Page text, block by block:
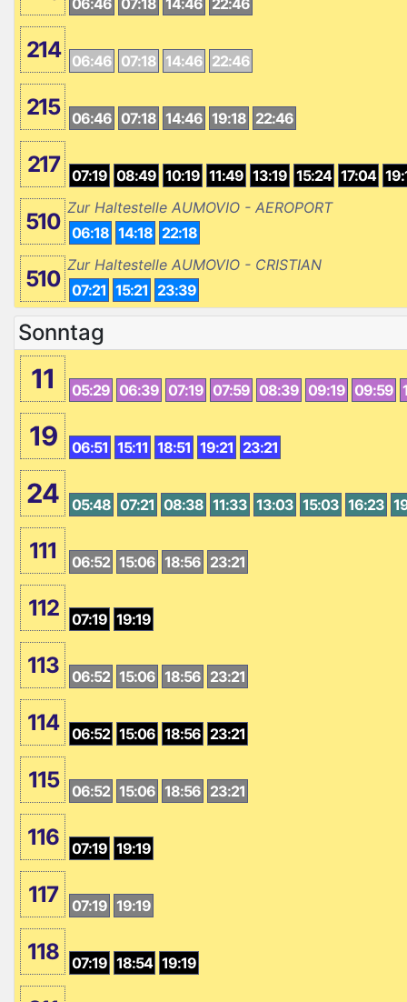
214 06:46 07:18 14:46 22:46
215 06:46 07:18 14:46 19:18 22:46
217 07:19 08:49 10:19 11:49 13:19 15:24 17:04
510
Zur Haltestelle AUMOVIO - AEROPORT
06:18 14:18 22:18
510
Zur Haltestelle AUMOVIO - CRISTIAN
07:21 15:21 23:39
Sonntag
11 05:29 06:39 07:19 07:59 08:39 09:19 09:59
19 06:51 15:11 18:51 19:21 23:21
24 05:48 07:21 08:38 11:33 13:03 15:03 16:23
111 06:52 15:06 18:56 23:21
112 07:19 19:19
113 06:52 15:06 18:56 23:21
114 06:52 15:06 18:56 23:21
115 06:52 15:06 18:56 23:21
116 07:19 19:19
117 07:19 19:19
118 07:19 18:54 19:19